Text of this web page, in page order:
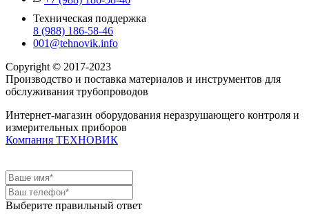
Техническая поддержка
8 (988) 186-58-46
001@tehnovik.info
Copyright © 2017-2023
Производство и поставка материалов и инструментов для
обслуживания трубопроводов
Интернет-магазин оборудования неразрушающего контроля и
измерительных приборов
Компания ТЕХНОВИК
Выберите правильный ответ